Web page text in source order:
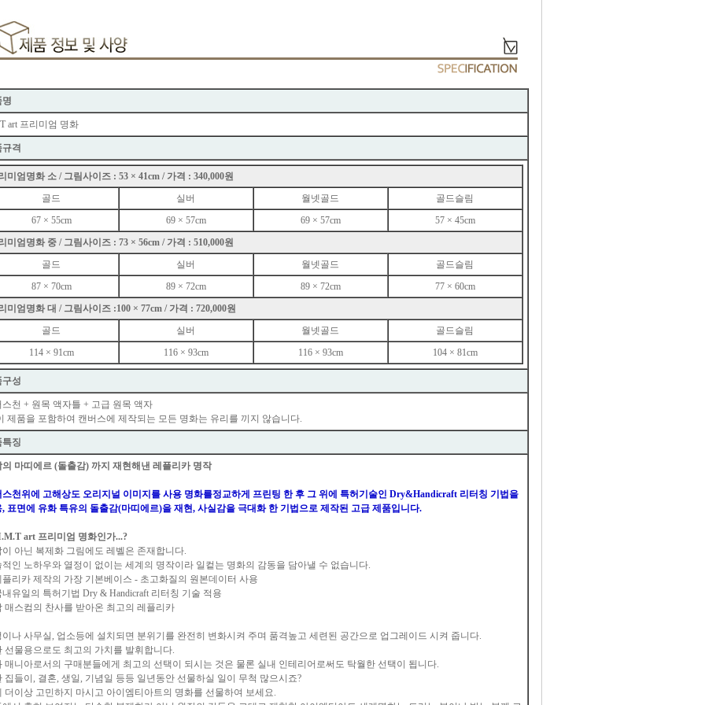
명
art 프리미엄 명화
격
미엄명화 소 / 그림사이즈 : 53 × 41cm / 가격 : 340,000원
골드
실버 월넷골드
골드슬림
67 × 55cm
69 × 57cm 69 × 57cm
57 × 45cm
미엄명화 중 / 그림사이즈 : 73 × 56cm / 가격 : 510,000원
골드
실버 월넷골드
골드슬림
87 × 70cm
89 × 72cm 89 × 72cm
77 × 60cm
미엄명화 대 / 그림사이즈 :100 × 77cm / 가격 : 720,000원
골드
실버 월넷골드
골드슬림
114 × 91cm
116 × 93cm 116 × 93cm 104 × 81cm
구성
스천 + 원목 액자틀 + 고급 원목 액자
제품을 포함하여 캔버스에 제작되는 모든 명화는 유리를 끼지 않습니다.
특징
의 마띠에르 (돌출감) 까지 재현해낸 레플리카 명작
스천위에 고해상도 오리지널 이미지를 사용 명화를정교하게 프린팅 한 후 그 위에 특허기술인 Dry&Handicraft 리터칭 기법을
, 표면에 유화 특유의 돌출감(마띠에르)을 재현, 사실감을 극대화 한 기법으로 제작된 고급 제품입니다.
art 프리미엄 명화인가...?
이 아닌 복제화 그림에도 레벨은 존재합니다.
적인 노하우와 열정이 없이는 세계의 명작이라 일컽는 명화의 감동을 담아낼 수 없습니다.
플리카 제작의 가장 기본베이스 - 초고화질의 원본데이터 사용
내유일의 특허기법 Dry & Handicraft 리터칭 기술 적용
매스컴의 찬사를 받아온 최고의 레플리카
이나 사무실, 업소등에 설치되면 분위기를 완전히 변화시켜 주며 품격높고 세련된 공간으로 업그레이드 시켜 줍니다.
선물용으로도 최고의 가치를 발휘합니다.
매니아로서의 구매분들에게 최고의 선택이 되시는 것은 물론 실내 인테리어로써도 탁월한 선택이 됩니다.
집들이, 결혼, 생일, 기념일 등등 일년동안 선물하실 일이 무척 많으시죠?
더이상 고민하지 마시고 아이엠티아트의 명화를 선물하여 보세요.